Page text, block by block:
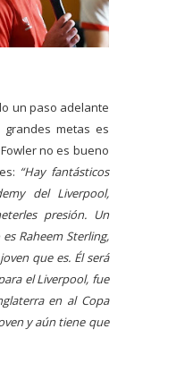
un paso adelante
metas es
no es bueno
“Hay fantásticos
del Liverpool,
presión. Un
Raheem Sterling,
que es. Él será
el Liverpool, fue
en al Copa
y aún tiene que